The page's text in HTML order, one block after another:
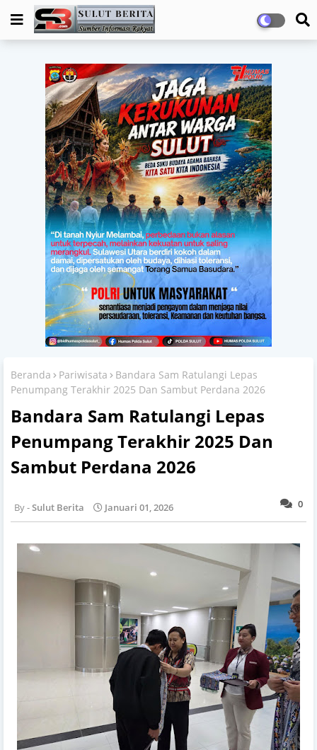
Beranda Pariwisata
Bandara Sam Ratulangi Lepas
Penumpang Terakhir 2025 Dan Sambut Perdana 2026
Bandara Sam Ratulangi Lepas
Penumpang Terakhir 2025 Dan
Sambut Perdana 2026
0
Sulut Berita Januari 01, 2026